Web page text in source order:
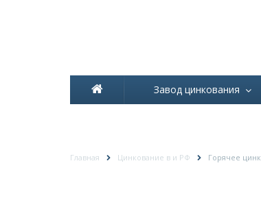
Завод цинкования
Главная Цинкование в и РФ Горячее